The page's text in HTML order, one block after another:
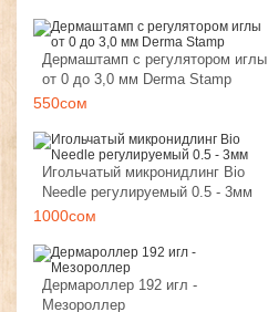
Дермаштамп с регулятором иглы
от 0 до 3,0 мм Derma Stamp
550сом
Игольчатый микронидлинг Bio
Needle регулируемый 0.5 - 3мм
1000сом
Дермароллер 192 игл -
Мезороллер